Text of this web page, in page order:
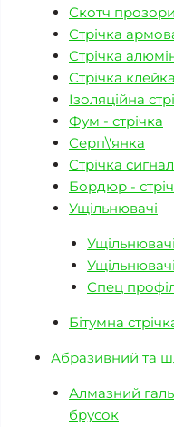
Скотч
Стрічка
Стрічка
Стрічка
Ізоляційна
Фум - стрічка
Серп\'янка
Стрічка
Бордюр -
Ущільнювачі
Спец
Бітумна
Абразивний та
Алмазний
брусок